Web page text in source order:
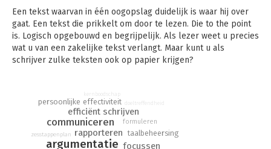
Een tekst waarvan in één oogopslag duidelijk is waar hij over
gaat. Een tekst die prikkelt om door te lezen. Die to the point
is. Logisch opgebouwd en begrijpelijk. Als lezer weet u precies
wat u van een zakelijke tekst verlangt. Maar kunt u als
schrijver zulke teksten ook op papier krijgen?
schrijft. Met het zesstappenplan uit dit boek maakt u uw
teksten overtuigend én bondig - in het ideale geval kunt u ze
terugbrengen tot één A4'tje. U leert hoe u de juiste keuzes
maakt door focus aan te brengen, hoe u uw lezers op maat
kunt bedienen en hoe u hen met de juiste argumenten op de
argumentatie
rapporteren
communiceren
efficiënt schrijven
focussen
persoonlijke effectiviteit
taalbeheersing
formuleren
zesstappenplan
kernboodschap
doeltreffendheid